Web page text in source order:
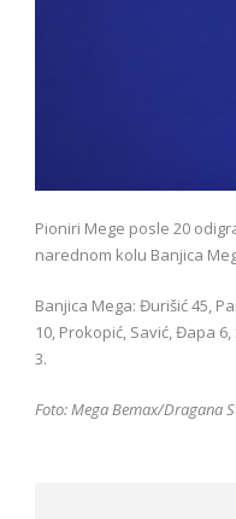
Pioniri Mege posle 20
narednom kolu Banjica
Banjica Mega: Đurišić 45,
10, Prokopić, Savić, Đapa
3.
Foto: Mega Bemax/Dragana